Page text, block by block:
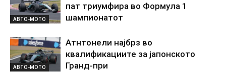
АВТО-МОТО
пат триумфира во Формула 1
шампионатот
АВТО-МОТО
Атнтонели најбрз во
квалификациите за јапонското
Гранд-при